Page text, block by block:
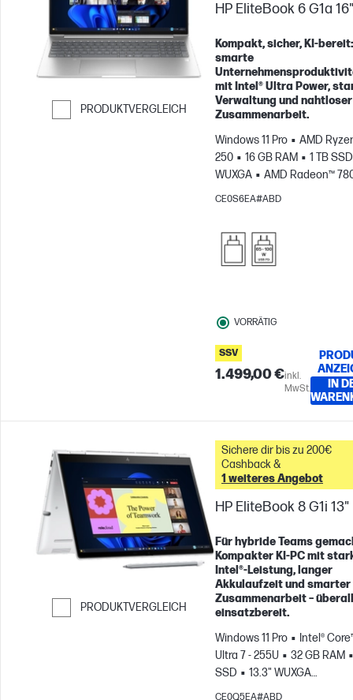
PRODUKTVERGLEICH
HP EliteBook 6 G1a 16"
Kompakt, sicher, KI-
smarte
mit Intel® Ultra Power,
Verwaltung und nahtloser
Zusammenarbeit.
Windows 11 Pro
AMD
250
16 GB RAM
1 TB SSD
WUXGA
AMD Radeon™
Grafikkarte
CE0S6EA#ABD
VORRÄTIG
SSV
1.499,00 €inkl.
MwSt.
IN
PRODUKTVERGLEICH
Sichere dir bis zu 200€
Cashback &
1 weiteres Angebot
HP EliteBook 8 G1i 13"
Für hybride Teams
Kompakter KI-PC mit
Intel®-Leistung, langer
Akkulaufzeit und smarter
Zusammenarbeit – überall
einsatzbereit.
Windows 11 Pro
Intel®
Ultra 7 - 255U
32 GB RAM
SSD
13.3" WUXGA
Touchscreen
CE0Q5EA#ABD